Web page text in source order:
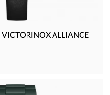
ALLIANCE